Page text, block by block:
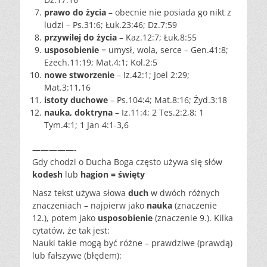
prawo do życia – obecnie nie posiada go nikt z
ludzi – Ps.31:6; Łuk.23:46; Dz.7:59
przywilej do życia – Kaz.12:7; Łuk.8:55
usposobienie = umysł, wola, serce – Gen.41:8;
Ezech.11:19; Mat.4:1; Kol.2:5
nowe stworzenie – Iz.42:1; Joel 2:29;
Mat.3:11,16
istoty duchowe – Ps.104:4; Mat.8:16; Żyd.3:18
nauka, doktryna – Iz.11:4; 2 Tes.2:2,8; 1
Tym.4:1; 1 Jan 4:1-3,6
—————-
Gdy chodzi o Ducha Boga często używa się słów
kodesh lub hagion = święty
Nasz tekst używa słowa duch w dwóch różnych
znaczeniach – najpierw jako nauka (znaczenie
12.), potem jako usposobienie (znaczenie 9.). Kilka
cytatów, że tak jest:
Nauki takie mogą być różne – prawdziwe (prawdą)
lub fałszywe (błędem):